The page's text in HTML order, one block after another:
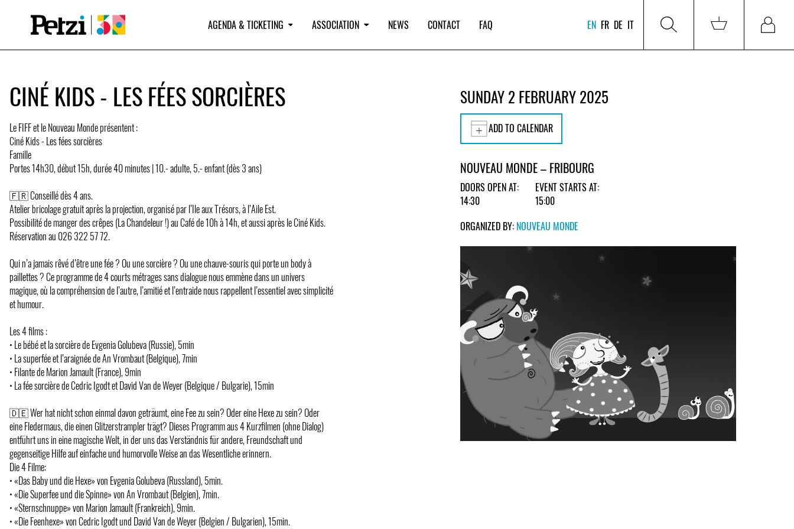
AGENDA & TICKETING ASSOCIATION NEWS CONTACT FAQ EN FR DE IT
CINÉ KIDS - LES FÉES SORCIÈRES
Le FIFF et le Nouveau Monde présentent :
Ciné Kids - Les fées sorcières
Famille
Portes 14h30, début 15h, durée 40 minutes | 10.- adulte, 5.- enfant (dès 3 ans)
🇫🇷 Conseillé dès 4 ans.
Atelier bricolage gratuit après la projection, organisé par l’Ile aux Trésors, à l’Aile Est.
Possibilité de manger des crêpes (La Chandeleur !) au Café de 10h à 14h, et aussi après le Ciné Kids.
Réservation au 026 322 57 72.
Qui n’a jamais rêvé d’être une fée ? Ou une sorcière ? Ou une chauve-souris qui porte un body à
paillettes ? Ce programme de 4 courts métrages sans dialogue nous emmène dans un univers
magique, où la compréhension de l’autre, l’amitié et l’entraide nous rappellent l’essentiel avec simplicité
et humour.
Les 4 films :
• Le bébé et la sorcière de Evgenia Golubeva (Russie), 5min
• La superfée et l’araignée de An Vrombaut (Belgique), 7min
• Filante de Marion Jamault (France), 9min
• La fée sorcière de Cedric Igodt et David Van de Weyer (Belgique / Bulgarie), 15min
🇩🇪 Wer hat nicht schon einmal davon geträumt, eine Fee zu sein? Oder eine Hexe zu sein? Oder
eine Fledermaus, die einen Glitzerstrampler trägt? Dieses Programm aus 4 Kurzfilmen (ohne Dialog)
entführt uns in eine magische Welt, in der uns das Verständnis für andere, Freundschaft und
gegenseitige Hilfe auf einfache und humorvolle Weise an das Wesentliche erinnern.
Die 4 Filme:
• «Das Baby und die Hexe» von Evgenia Golubeva (Russland), 5min.
• «Die Superfee und die Spinne» von An Vrombaut (Belgien), 7min.
• «Sternschnuppe» von Marion Jamault (Frankreich), 9min.
• «Die Feenhexe» von Cedric Igodt und David Van de Weyer (Belgien / Bulgarien), 15min.
SUNDAY 2 FEBRUARY 2025
ADD TO CALENDAR
NOUVEAU MONDE – FRIBOURG
DOORS OPEN AT:
14:30
EVENT STARTS AT:
15:00
ORGANIZED BY: NOUVEAU MONDE